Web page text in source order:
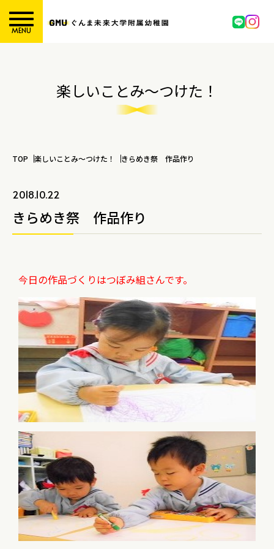
MENU
楽しいことみ～つけた！
TOP 楽しいことみ～つけた！ きらめき祭 作品作り
2018.10.22
きらめき祭 作品作り
今日の作品づくりはつぼみ組さんです。